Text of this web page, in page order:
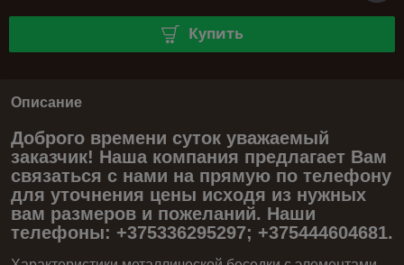
Купить
Описание
Доброго времени суток уважаемый
заказчик! Наша компания предлагает Вам
связаться с нами на прямую по телефону
для уточнения цены исходя из нужных
вам размеров и пожеланий. Наши
телефоны: +375336295297; +375444604681.